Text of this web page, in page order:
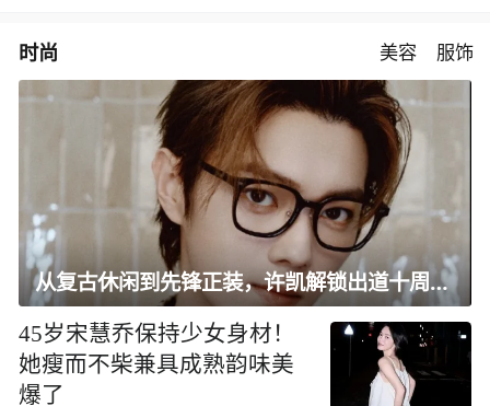
时尚 美容 服饰
从复古休闲到先锋正装，许凯解锁出道十周年大片
45岁宋慧乔保持少女身材！
她瘦而不柴兼具成熟韵味美
爆了